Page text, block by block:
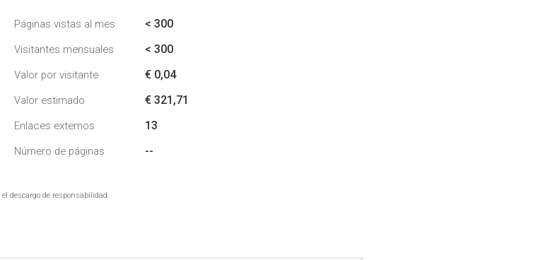
Páginas vistas al mes < 300
Visitantes mensuales < 300
Valor por visitante € 0,04
Valor estimado € 321,71
Enlaces externos 13
Número de páginas --
descargo de responsabilidad.